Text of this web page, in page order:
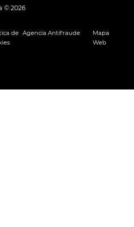
© 2026
de Agencia Antifraude
Mapa
Web